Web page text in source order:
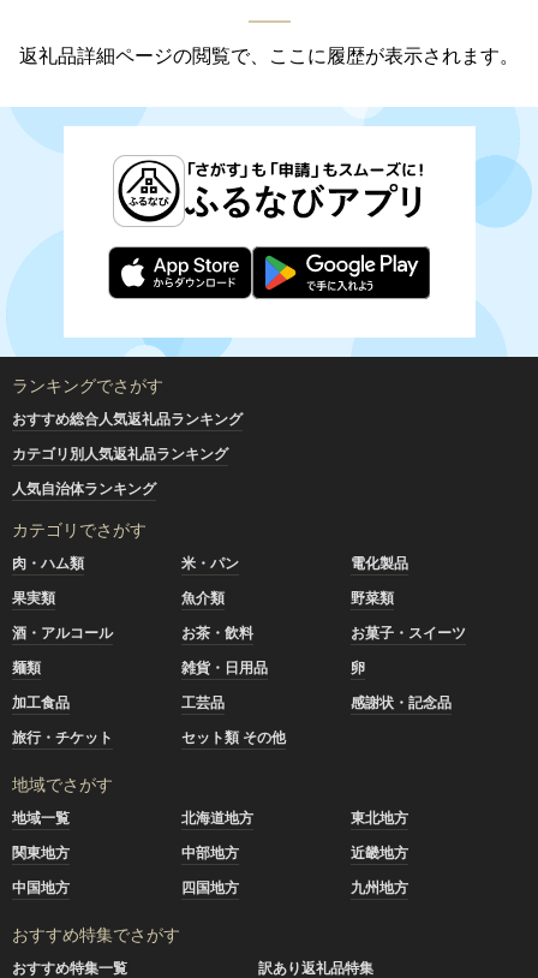
返礼品詳細ページの閲覧で、ここに履歴が表示されます。
ランキングでさがす
おすすめ総合人気返礼品ランキング
カテゴリ別人気返礼品ランキング
人気自治体ランキング
カテゴリでさがす
肉・ハム類 米・パン
電化製品
果実類
魚介類
野菜類
酒・アルコール
お茶・飲料
お菓子・スイーツ
麺類
雑貨・日用品
卵
加工食品
工芸品
感謝状・記念品
旅行・チケット
セット類 その他
地域でさがす
地域一覧 北海道地方
東北地方
関東地方
中部地方
近畿地方
中国地方
四国地方 九州地方
おすすめ特集でさがす
おすすめ特集一覧
訳あり返礼品特集